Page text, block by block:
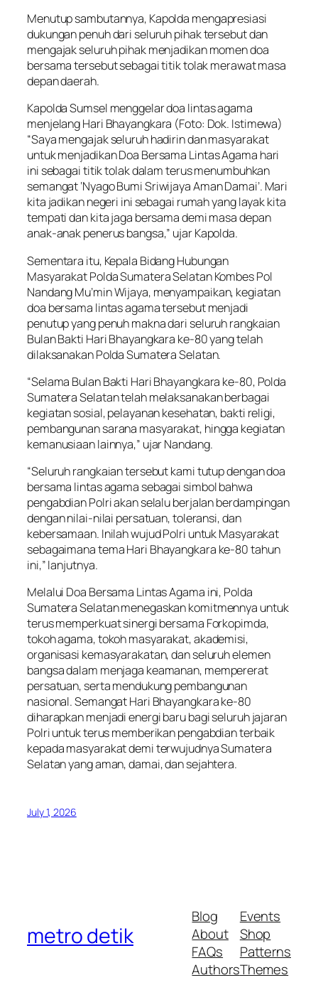
Menutup sambutannya, Kapolda mengapresiasi
dukungan penuh dari seluruh pihak tersebut dan
mengajak seluruh pihak menjadikan momen doa
bersama tersebut sebagai titik tolak merawat masa
depan daerah.
Kapolda Sumsel menggelar doa lintas agama
menjelang Hari Bhayangkara (Foto: Dok. Istimewa)
“Saya mengajak seluruh hadirin dan masyarakat
untuk menjadikan Doa Bersama Lintas Agama hari
ini sebagai titik tolak dalam terus menumbuhkan
semangat ‘Nyago Bumi Sriwijaya Aman Damai’. Mari
kita jadikan negeri ini sebagai rumah yang layak kita
tempati dan kita jaga bersama demi masa depan
anak-anak penerus bangsa,” ujar Kapolda.
Sementara itu, Kepala Bidang Hubungan
Masyarakat Polda Sumatera Selatan Kombes Pol
Nandang Mu’min Wijaya, menyampaikan, kegiatan
doa bersama lintas agama tersebut menjadi
penutup yang penuh makna dari seluruh rangkaian
Bulan Bakti Hari Bhayangkara ke-80 yang telah
dilaksanakan Polda Sumatera Selatan.
“Selama Bulan Bakti Hari Bhayangkara ke-80, Polda
Sumatera Selatan telah melaksanakan berbagai
kegiatan sosial, pelayanan kesehatan, bakti religi,
pembangunan sarana masyarakat, hingga kegiatan
kemanusiaan lainnya,” ujar Nandang.
“Seluruh rangkaian tersebut kami tutup dengan doa
bersama lintas agama sebagai simbol bahwa
pengabdian Polri akan selalu berjalan berdampingan
dengan nilai-nilai persatuan, toleransi, dan
kebersamaan. Inilah wujud Polri untuk Masyarakat
sebagaimana tema Hari Bhayangkara ke-80 tahun
ini,” lanjutnya.
Melalui Doa Bersama Lintas Agama ini, Polda
Sumatera Selatan menegaskan komitmennya untuk
terus memperkuat sinergi bersama Forkopimda,
tokoh agama, tokoh masyarakat, akademisi,
organisasi kemasyarakatan, dan seluruh elemen
bangsa dalam menjaga keamanan, mempererat
persatuan, serta mendukung pembangunan
nasional. Semangat Hari Bhayangkara ke-80
diharapkan menjadi energi baru bagi seluruh jajaran
Polri untuk terus memberikan pengabdian terbaik
kepada masyarakat demi terwujudnya Sumatera
Selatan yang aman, damai, dan sejahtera.
July 1, 2026
metro detik
Blog
About
FAQs
Authors
Events
Shop
Patterns
Themes